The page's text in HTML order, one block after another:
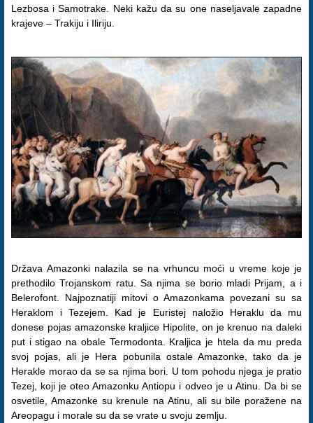
Lezbosa i Samotrake. Neki kažu da su one naseljavale zapadne
krajeve – Trakiju i Iliriju.
Država Amazonki nalazila se na vrhuncu moći u vreme koje je
prethodilo Trojanskom ratu. Sa njima se borio mladi Prijam, a i
Belerofont. Najpoznatiji mitovi o Amazonkama povezani su sa
Heraklom i Tezejem. Kad je Euristej naložio Heraklu da mu
donese pojas amazonske kraljice Hipolite, on je krenuo na daleki
put i stigao na obale Termodonta. Kraljica je htela da mu preda
svoj pojas, ali je Hera pobunila ostale Amazonke, tako da je
Herakle morao da se sa njima bori. U tom pohodu njega je pratio
Tezej, koji je oteo Amazonku Antiopu i odveo je u Atinu. Da bi se
osvetile, Amazonke su krenule na Atinu, ali su bile poražene na
Areopagu i morale su da se vrate u svoju zemlju.